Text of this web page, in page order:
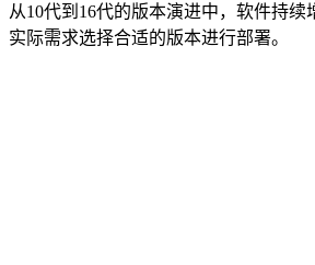
从10代到16代的版本演进中，软件持
实际需求选择合适的版本进行部署。